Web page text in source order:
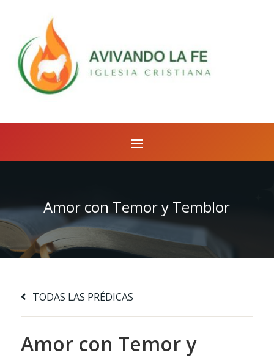
Amor con Temor y Temblor
TODAS LAS PRÉDICAS
Amor con Temor y